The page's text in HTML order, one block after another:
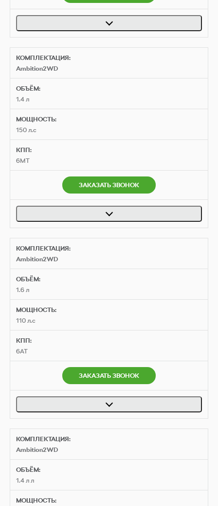
шины 215/65 R17
КОМПЛЕКТАЦИЯ:
Ambition2WD
ОБЪЁМ:
1.4 л
МОЩНОСТЬ:
150 л.с
КПП:
6MT
ЗАКАЗАТЬ ЗВОНОК
КОМПЛЕКТАЦИЯ:
Ambition2WD
ОБЪЁМ:
1.6 л
МОЩНОСТЬ:
110 л.с
КПП:
6AT
ЗАКАЗАТЬ ЗВОНОК
КОМПЛЕКТАЦИЯ:
Ambition2WD
ОБЪЁМ:
1.4 л л
МОЩНОСТЬ: